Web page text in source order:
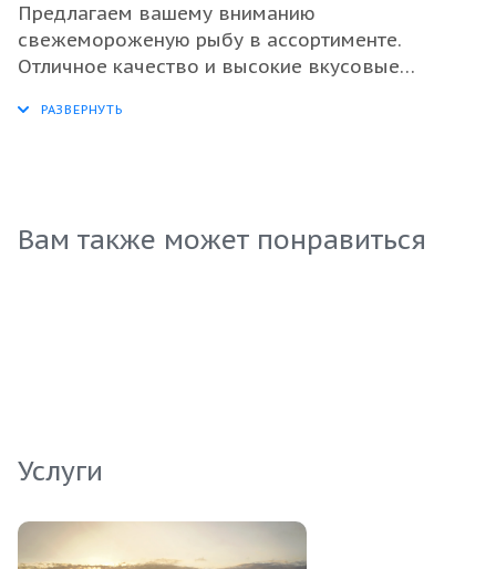
Предлагаем вашему вниманию
свежемороженую рыбу в ассортименте.
Отличное качество и высокие вкусовые
выбором для ресторанов и магазинов.
изысканными блюдами морепродуктов.
Продукт упакован в удобные 5-килограммовые
Вам также может понравиться
Услуги